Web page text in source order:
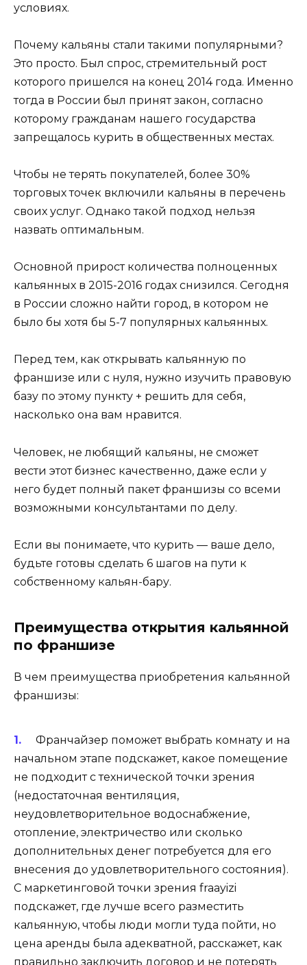
условиях.
Почему кальяны стали такими популярными?
Это просто. Был спрос, стремительный рост
которого пришелся на конец 2014 года. Именно
тогда в России был принят закон, согласно
которому гражданам нашего государства
запрещалось курить в общественных местах.
Чтобы не терять покупателей, более 30%
торговых точек включили кальяны в перечень
своих услуг. Однако такой подход нельзя
назвать оптимальным.
Основной прирост количества полноценных
кальянных в 2015-2016 годах снизился. Сегодня
в России сложно найти город, в котором не
было бы хотя бы 5-7 популярных кальянных.
Перед тем, как открывать кальянную по
франшизе или с нуля, нужно изучить правовую
базу по этому пункту + решить для себя,
насколько она вам нравится.
Человек, не любящий кальяны, не сможет
вести этот бизнес качественно, даже если у
него будет полный пакет франшизы со всеми
возможными консультантами по делу.
Если вы понимаете, что курить — ваше дело,
будьте готовы сделать 6 шагов на пути к
собственному кальян-бару.
Преимущества открытия кальянной
по франшизе
В чем преимущества приобретения кальянной
франшизы:
Франчайзер поможет выбрать комнату и на
начальном этапе подскажет, какое помещение
не подходит с технической точки зрения
(недостаточная вентиляция,
неудовлетворительное водоснабжение,
отопление, электричество или сколько
дополнительных денег потребуется для его
внесения до удовлетворительного состояния).
С маркетинговой точки зрения fraayizi
подскажет, где лучше всего разместить
кальянную, чтобы люди могли туда пойти, но
цена аренды была адекватной, расскажет, как
правильно заключить договор и не потерять